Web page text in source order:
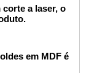
a laser, o
em MDF é